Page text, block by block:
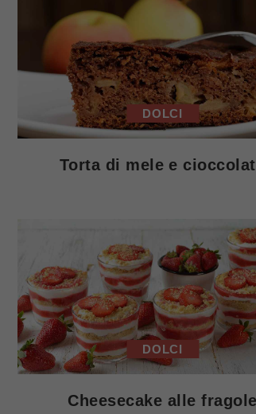
DOLCI
Torta di mele e
DOLCI
Cheesecake alle fragole